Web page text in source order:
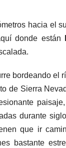
hacia el
donde están
bordeando el
de Sierra
durante
que ir
bastante